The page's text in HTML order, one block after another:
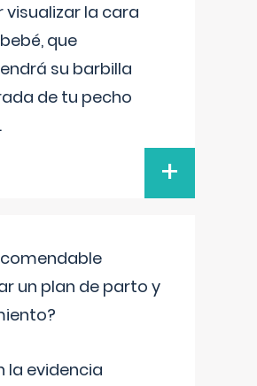
visualizar la cara
que
su barbilla
de tu pecho
+
un plan de parto y
la evidencia